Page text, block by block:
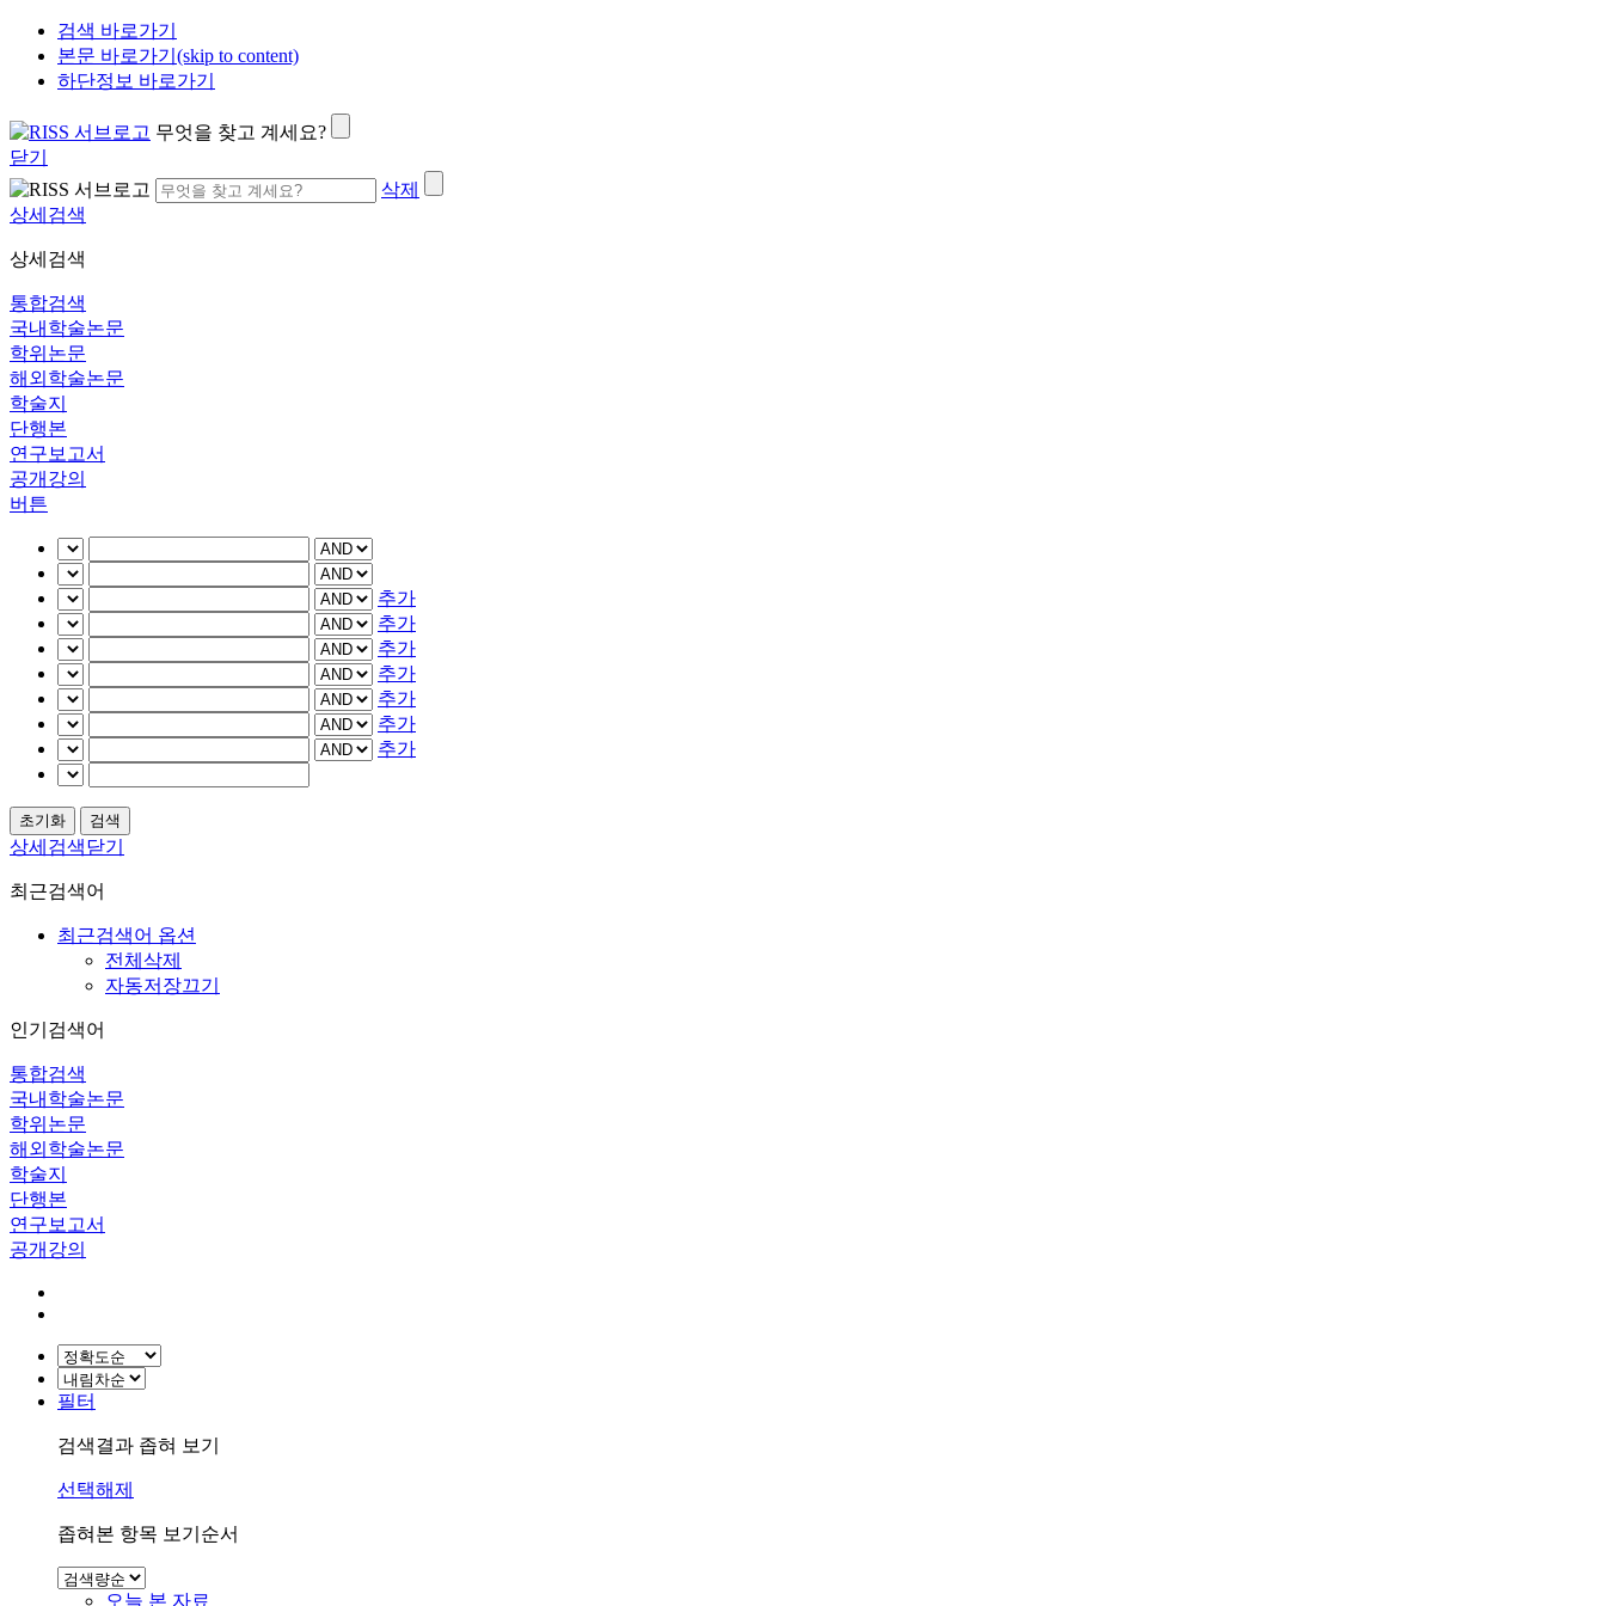
검색 바로가기
본문 바로가기(skip to content)
하단정보 바로가기
무엇을 찾고 계세요?
닫기
삭제
상세검색
상세검색
통합검색
국내학술논문
학위논문
해외학술논문
학술지
단행본
연구보고서
공개강의
버튼
추가
추가
추가
추가
추가
추가
추가
상세검색닫기
최근검색어
최근검색어 옵션
전체삭제
자동저장끄기
인기검색어
통합검색
국내학술논문
학위논문
해외학술논문
학술지
단행본
연구보고서
공개강의
필터
검색결과 좁혀 보기
선택해제
좁혀본 항목 보기순서
오늘 본 자료